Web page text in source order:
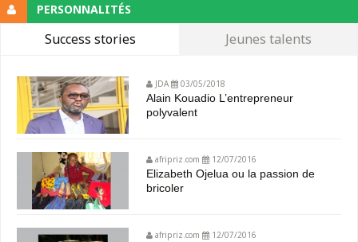
PERSONNALITÉS
Success stories Jeunes talents
JDA 03/05/2018
Alain Kouadio L’entrepreneur
polyvalent
afripriz.com 12/07/2016
Elizabeth Ojelua ou la passion de
bricoler
afripriz.com 12/07/2016